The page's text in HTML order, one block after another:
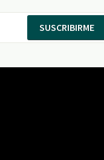
SUSCRIBIRME